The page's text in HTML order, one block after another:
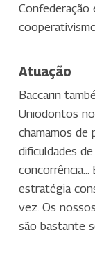
Confederação
Atuação
Baccarin
Uniodontos
chamamos de
dificuldades
concorrência…
estratégia
vez. Os
são bastante